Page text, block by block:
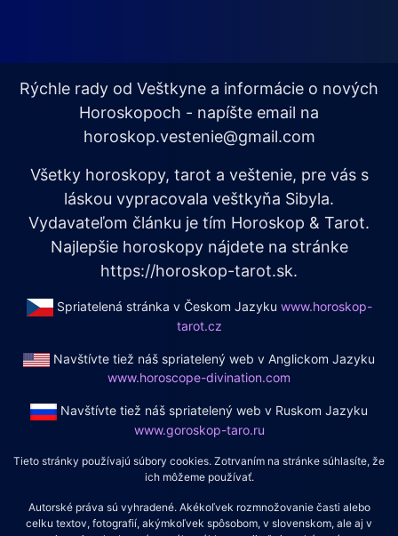
Rýchle rady od Veštkyne a informácie o nových
Horoskopoch - napíšte email na
horoskop.vestenie@gmail.com
Všetky horoskopy, tarot a veštenie, pre vás s
láskou vypracovala veštkyňa Sibyla.
Vydavateľom článku je tím Horoskop & Tarot.
Najlepšie horoskopy nájdete na stránke
https://horoskop-tarot.sk.
Spriatelená stránka v Českom Jazyku www.horoskop-
tarot.cz
Navštívte tiež náš spriatelený web v Anglickom Jazyku
www.horoscope-divination.com
Navštívte tiež náš spriatelený web v Ruskom Jazyku
www.goroskop-taro.ru
Tieto stránky používajú súbory cookies. Zotrvaním na stránke súhlasíte, že
ich môžeme používať.
Autorské práva sú vyhradené. Akékoľvek rozmnožovanie časti alebo
celku textov, fotografií, akýmkoľvek spôsobom, v slovenskom, ale aj v